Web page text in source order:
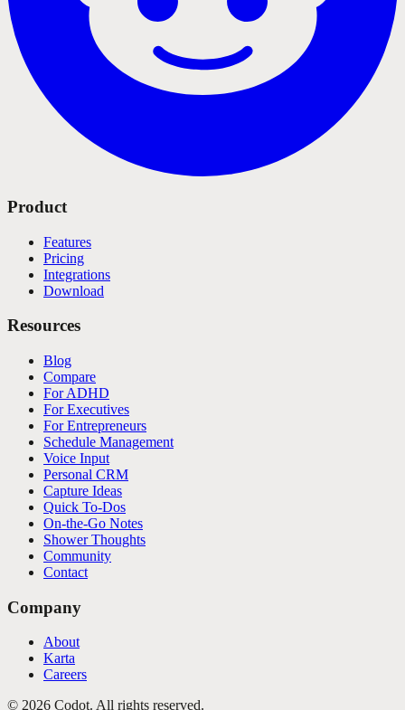
Product
Features
Pricing
Integrations
Download
Resources
Blog
Compare
For ADHD
For Executives
For Entrepreneurs
Schedule Management
Voice Input
Personal CRM
Capture Ideas
Quick To-Dos
On-the-Go Notes
Shower Thoughts
Community
Contact
Company
About
Karta
Careers
© 2026 Codot. All rights reserved.